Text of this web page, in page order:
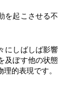
を起こさせる不
にしばしば影響
及ぼす他の状態
的表現です。